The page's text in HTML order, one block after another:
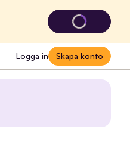
Logga in Skapa konto